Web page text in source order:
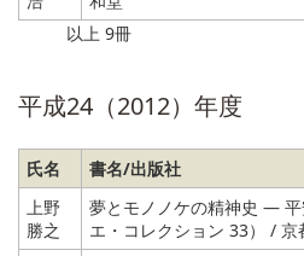
以上 9冊
平成24（2012）年度
氏名
書名/出版社
上野
勝之
夢とモノノケの精神史 ― 平
エ・コレクション 33） / 京